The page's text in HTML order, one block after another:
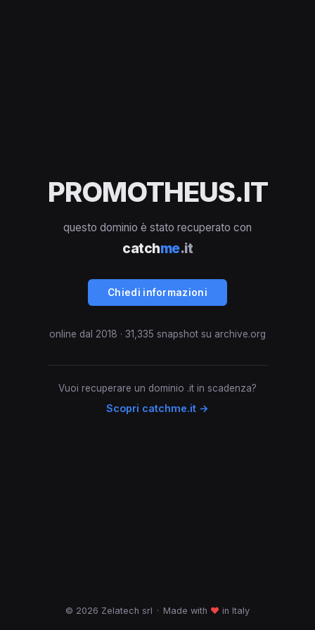
PROMOTHEUS.IT
questo dominio è stato recuperato con
catchme.it
Chiedi informazioni
online dal 2018 · 31,335 snapshot su archive.org
Vuoi recuperare un dominio .it in scadenza?
Scopri catchme.it →
© 2026 Zelatech srl · Made with ♥ in Italy